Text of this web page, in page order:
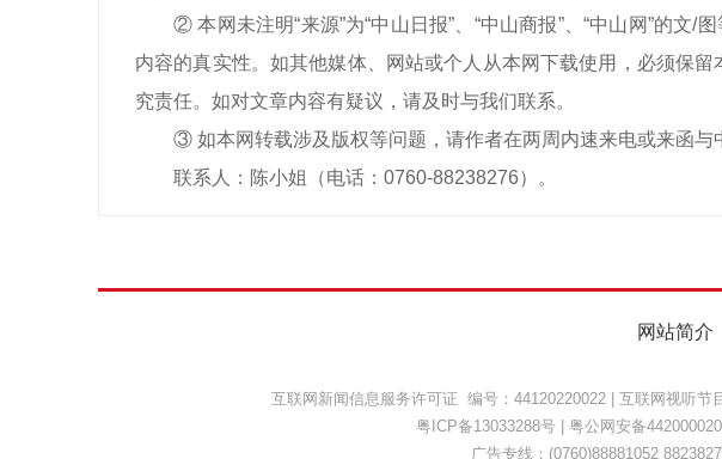
② 本网未注明“来源”为“中山日报”、“中山商报”、“中山网”的
内容的真实性。如其他媒体、网站或个人从本网下载使用，必须保
究责任。如对文章内容有疑议，请及时与我们联系。
③ 如本网转载涉及版权等问题，请作者在两周内速来电或来函与
联系人：陈小姐（电话：0760-88238276）。
网站简介
互联网新闻信息服务许可证 编号：44120220022 互联网视听节
粤ICP备13033288号| 粤公网安备
广告专线：(0760)88881052